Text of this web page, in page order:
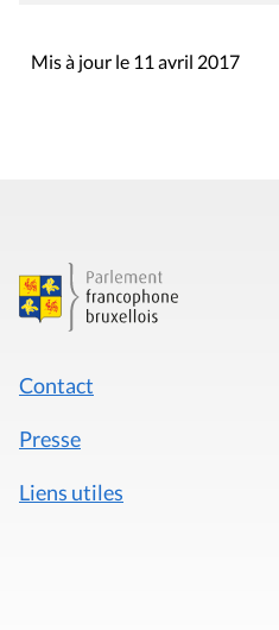
Mis à jour le 11 avril 2017
Contact
Presse
Liens utiles